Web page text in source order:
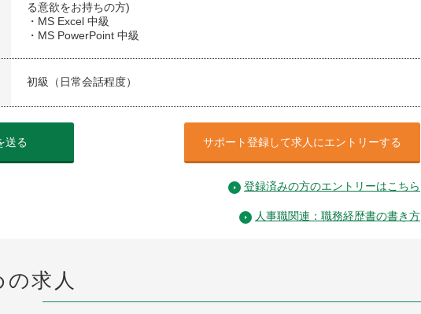
る意欲をお持ちの方)
・MS Excel 中級
・MS PowerPoint 中級
初級（日常会話程度）
送る サポート登録して求人にエントリーする
登録済みの方のエントリーはこちら
人事職関連：職務経歴書の書き方
求人